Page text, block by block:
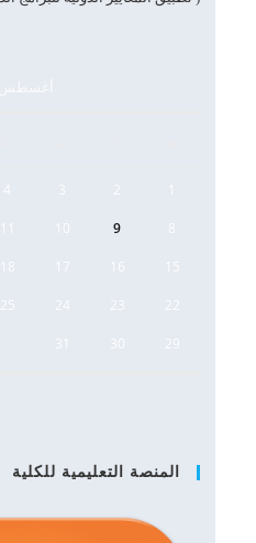
1
2
3
4
8
9
10
11
15
16
17
18
22
23
24
25
29
30
31
المنصة التعليمية للكلية